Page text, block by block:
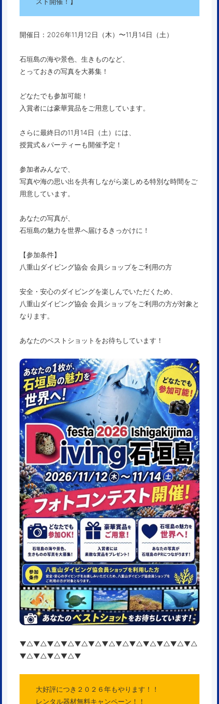
開催日：2026年11月12日（木）〜11月14日（土）
石垣島の海や景色、生きものなど、
とっておきの写真を大募集！
どなたでも参加可能！
入賞者には豪華賞品をご用意しています。
さらに最終日の11月14日（土）には、
授賞式＆パーティーも開催予定！
参加者みんなで、
写真や海の思い出を共有しながら楽しめる特別な時間をご
用意しています。
あなたの写真が、
石垣島の魅力を世界へ届けるきっかけに！
【参加条件】
八重山ダイビング協会 会員ショップをご利用の方
安全・安心のダイビングを楽しんでいただくため、
八重山ダイビング協会 会員ショップをご利用の方が対象と
なります。
あなたのベストショットをお待ちしています！
▼△▼△▼△▼△▼△▼△▼△▼△▼△▼△▼△▼△▼△
▼△▼△▼△▼△▼
大好評につき２０２６年もやります！！
レンタル器材無料キャンペーン！！